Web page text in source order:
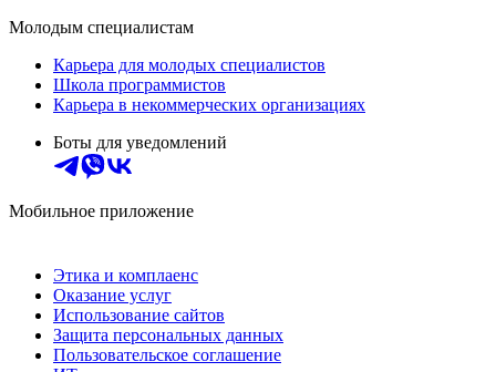
Молодым специалистам
Карьера для молодых специалистов
Школа программистов
Карьера в некоммерческих организациях
Боты для уведомлений
Мобильное приложение
Этика и комплаенс
Оказание услуг
Использование сайтов
Защита персональных данных
Пользовательское соглашение